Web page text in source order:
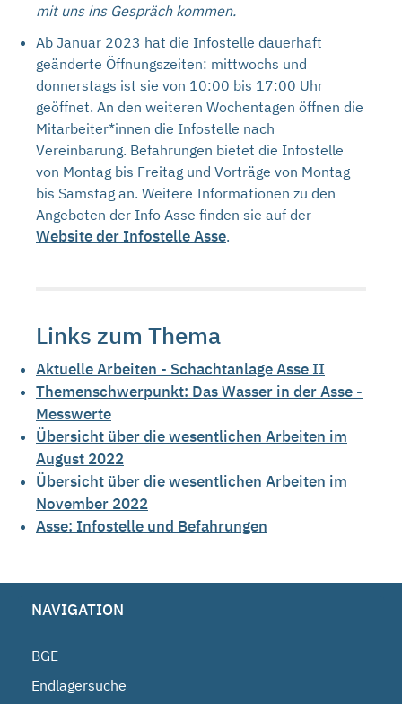
mit uns ins Gespräch kommen.
Ab Januar 2023 hat die Infostelle dauerhaft
geänderte Öffnungszeiten: mittwochs und
donnerstags ist sie von 10:00 bis 17:00 Uhr
geöffnet. An den weiteren Wochentagen öffnen die
Mitarbeiter*innen die Infostelle nach
Vereinbarung. Befahrungen bietet die Infostelle
von Montag bis Freitag und Vorträge von Montag
bis Samstag an. Weitere Informationen zu den
Angeboten der Info Asse finden sie auf der
Website der Infostelle Asse.
Links zum Thema
Aktuelle Arbeiten - Schachtanlage Asse II
Themenschwerpunkt: Das Wasser in der Asse -
Messwerte
Übersicht über die wesentlichen Arbeiten im
August 2022
Übersicht über die wesentlichen Arbeiten im
November 2022
Asse: Infostelle und Befahrungen
NAVIGATION
BGE
Endlagersuche